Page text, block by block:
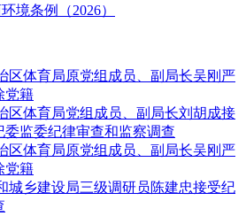
境条例（2026）
区体育局原党组成员、副局长吴刚严
党籍
区体育局党组成员、副局长刘胡成接
委监委纪律审查和监察调查
区体育局原党组成员、副局长吴刚严
党籍
城乡建设局三级调研员陈建忠接受纪